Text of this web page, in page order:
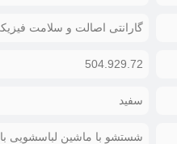
گارانتی اصالت و سلامت
504.929.72
سفید
شستشو با ماشین لباسشویی